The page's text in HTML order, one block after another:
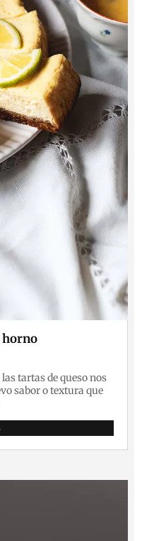
horno
tartas de queso nos
sabor o textura que